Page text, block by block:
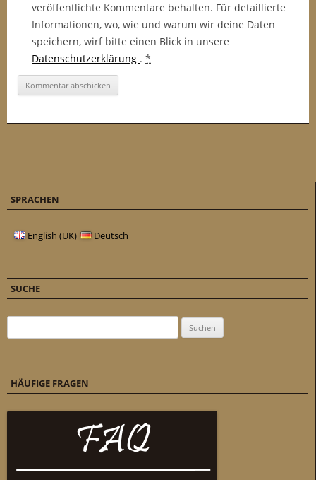
veröffentlichte Kommentare behalten. Für detaillierte
Informationen, wo, wie und warum wir deine Daten
speichern, wirf bitte einen Blick in unsere
Datenschutzerklärung . *
SPRACHEN
English (UK) Deutsch
SUCHE
HÄUFIGE FRAGEN